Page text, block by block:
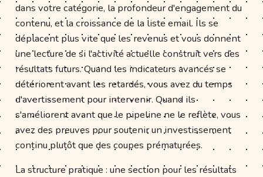
dans votre catégorie, la profondeur d'engagement du
contenu, et la croissance de la liste email. Ils se
déplacent plus vite que les revenus et vous donnent
une lecture de si l'activité actuelle construit vers des
résultats futurs. Quand les indicateurs avancés se
détériorent avant les retardés, vous avez du temps
d'avertissement pour intervenir. Quand ils
s'améliorent avant que le pipeline ne le reflète, vous
avez des preuves pour soutenir un investissement
continu plutôt que des coupes prématurées.
La structure pratique : une section pour les résultats